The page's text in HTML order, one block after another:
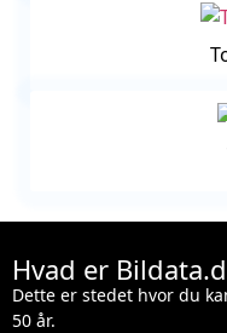
Hvad er
Dette er stedet hvor du
50 år.